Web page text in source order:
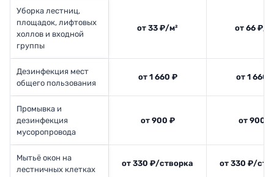
Уборка лестниц,
площадок, лифтовых
холлов и входной
группы
от 33 ₽/м² от 66 ₽/
Дезинфекция мест
общего пользования
от 1 660 ₽ от 1 660
Промывка и
дезинфекция
мусоропровода
от 900 ₽ от 900 ₽
Мытьё окон на
лестничных клетках
от 330 ₽/створка от 330 ₽/